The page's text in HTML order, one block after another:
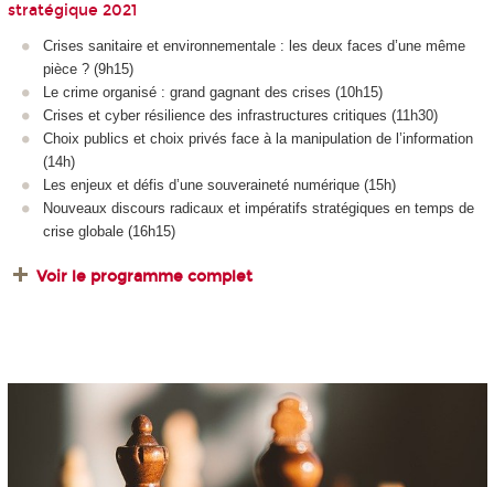
stratégique 2021
Crises sanitaire et environnementale : les deux faces d’une même
pièce ? (9h15)
Le crime organisé : grand gagnant des crises (10h15)
Crises et cyber résilience des infrastructures critiques (11h30)
Choix publics et choix privés face à la manipulation de l’information
(14h)
Les enjeux et défis d’une souveraineté numérique (15h)
Nouveaux discours radicaux et impératifs stratégiques en temps de
crise globale (16h15)
Voir le programme complet